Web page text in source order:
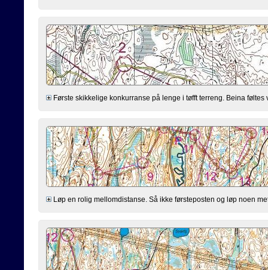
Første skikkelige konkurranse på lenge i tøfft terreng. Beina
Løp en rolig mellomdistanse. Så ikke førsteposten og løp noen